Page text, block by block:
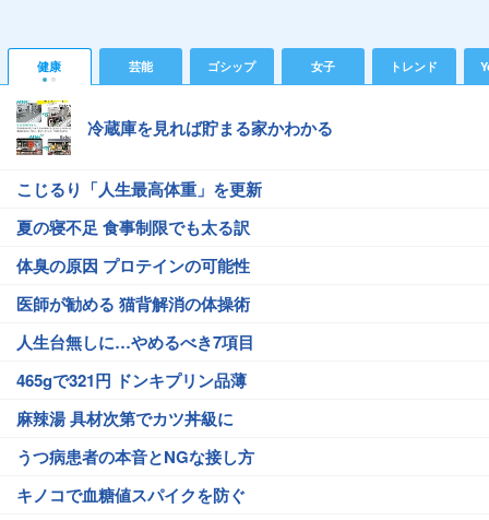
健康 芸能 ゴシップ 女子 トレンド
冷蔵庫を見れば貯まる家かわかる
こじるり「人生最高体重」を更新
夏の寝不足 食事制限でも太る訳
体臭の原因 プロテインの可能性
医師が勧める 猫背解消の体操術
人生台無しに…やめるべき7項目
465gで321円 ドンキプリン品薄
麻辣湯 具材次第でカツ丼級に
うつ病患者の本音とNGな接し方
キノコで血糖値スパイクを防ぐ